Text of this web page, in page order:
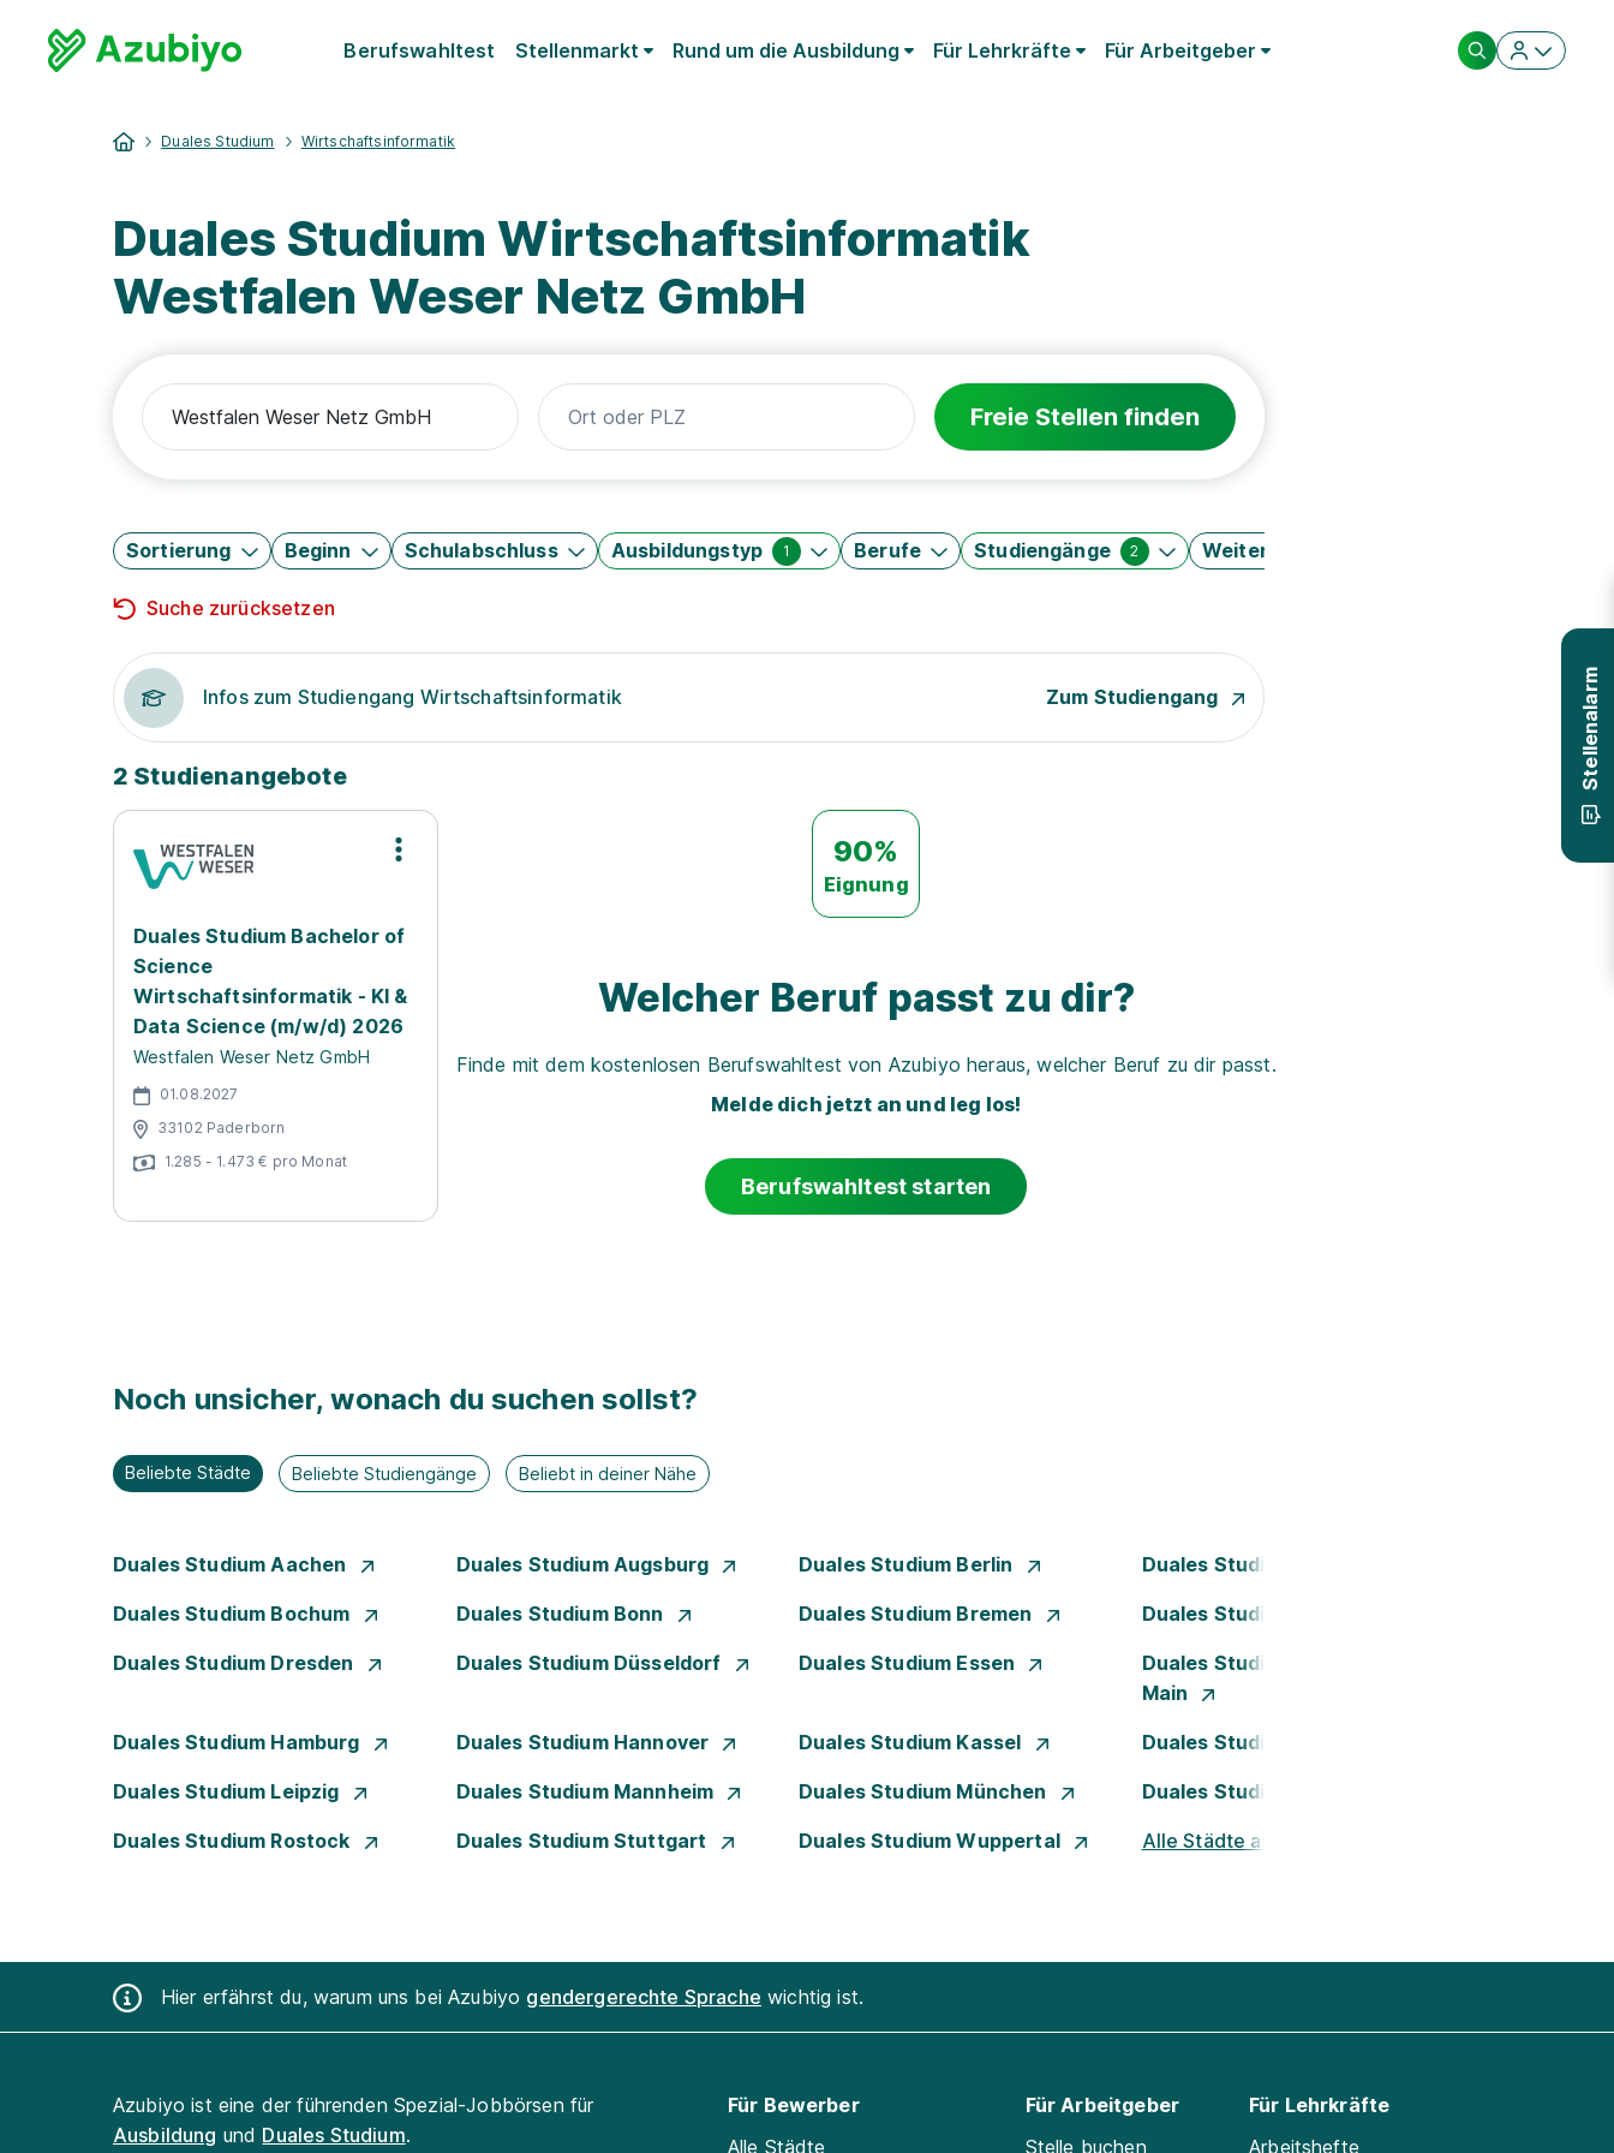
Berufswahltest Stellenmarkt Rund um die Ausbildung Für Lehrkräfte Für Arbeitgeber
Duales Studium Wirtschaftsinformatik
Duales Studium Wirtschaftsinformatik
Westfalen Weser Netz GmbH
Freie Stellen finden
Sortierung Beginn Schulabschluss Ausbildungstyp 1 Berufe Studiengänge 2 Weitere Filter
Suche zurücksetzen
Infos zum Studiengang Wirtschaftsinformatik Zum Studiengang
2 Studienangebote
Duales Studium Bachelor of
Science
Wirtschaftsinformatik - KI &
Data Science (m/w/d) 2026
Westfalen Weser Netz GmbH
01.08.2027
33102 Paderborn
1.285 - 1.473 € pro Monat
Stellenalarm
90%
Eignung
Welcher Beruf passt zu dir?
Finde mit dem kostenlosen Berufswahltest von Azubiyo heraus, welcher Beruf zu dir passt.
Melde dich jetzt an und leg los!
Berufswahltest starten
Noch unsicher, wonach du suchen sollst?
Beliebte Städte Beliebte Studiengänge Beliebt in deiner Nähe
Duales Studium Aachen Duales Studium Augsburg Duales Studium Berlin Duales Studium Bielefeld
Duales Studium Bochum Duales Studium Bonn Duales Studium Bremen Duales Studium Dortmund
Duales Studium Dresden Duales Studium Düsseldorf Duales Studium Essen
Duales Studium Frankfurt am
Main
Duales Studium Hamburg Duales Studium Hannover Duales Studium Kassel Duales Studium Köln
Duales Studium Leipzig Duales Studium Mannheim Duales Studium München Duales Studium Nürnberg
Duales Studium Rostock Duales Studium Stuttgart Duales Studium Wuppertal Alle Städte ansehen
Hier erfährst du, warum uns bei Azubiyo gendergerechte Sprache wichtig ist.
Azubiyo ist eine der führenden Spezial-Jobbörsen für
Ausbildung und Duales Studium.
Für Bewerber
Alle Städte
Für Arbeitgeber
Stelle buchen
Für Lehrkräfte
Arbeitshefte